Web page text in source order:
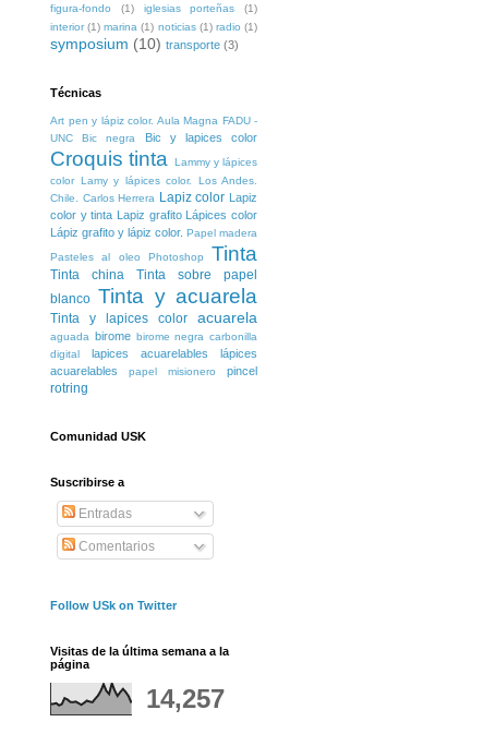
figura-fondo
(1) iglesias porteñas
(1)
interior (1) marina (1) noticias (1) radio (1)
symposium (10) transporte (3)
Técnicas
Art pen y lápiz color. Aula Magna FADU -
UNC
Bic negra Bic y lapices color
Croquis tinta
Lammy y lápices
color
Lamy y lápices color. Los Andes.
Chile. Carlos Herrera Lapiz color
Lapiz
color y tinta
Lapiz grafito
Lápices color
Lápiz grafito y lápiz color. Papel madera
Pasteles al oleo
Photoshop Tinta
Tinta china
Tinta sobre papel
blanco Tinta y acuarela
Tinta y lapices color acuarela
aguada birome birome negra carbonilla
digital
lapices acuarelables
lápices
acuarelables
papel misionero pincel
rotring
Comunidad USK
Suscribirse a
Entradas
Comentarios
Follow USk on Twitter
Visitas de la última semana a la
página
14,257